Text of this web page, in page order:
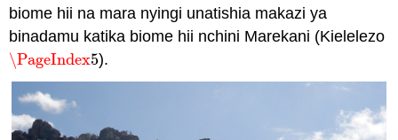
biome hii na mara nyingi unatishia makazi ya
binadamu katika biome hii nchini Marekani (Kielelezo
\PageIndex5
\PageIndex5).